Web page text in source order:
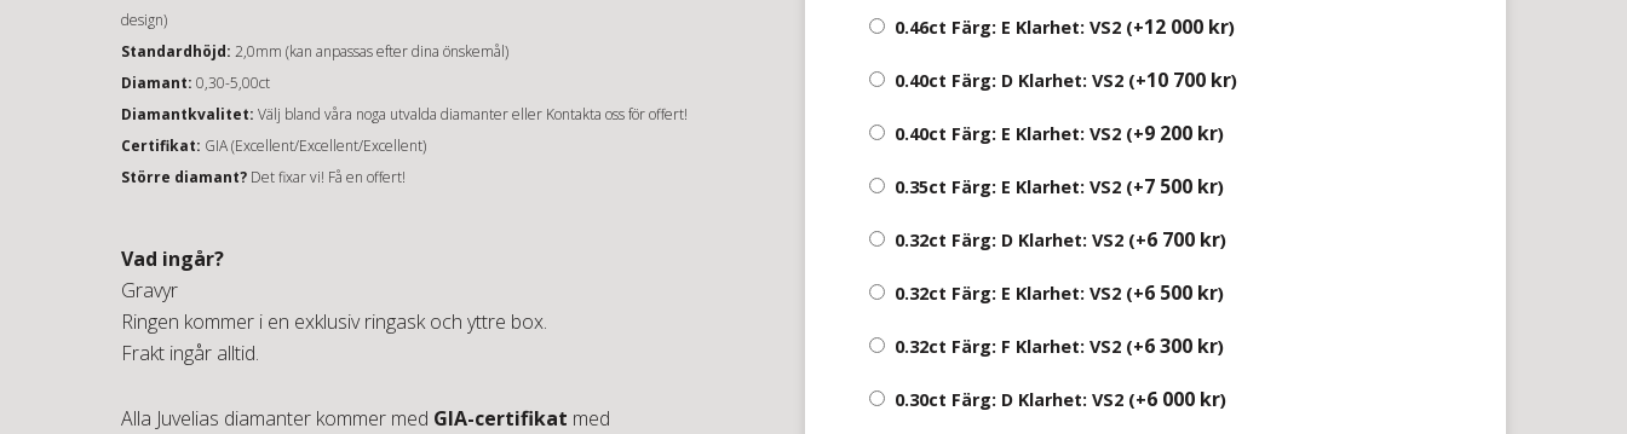
design)
Standardhöjd: 2,0mm (kan anpassas efter dina önskemål)
Diamant: 0,30-5,00ct
Diamantkvalitet: Välj bland våra noga utvalda diamanter eller Kontakta oss för offert!
Certifikat: GIA (Excellent/Excellent/Excellent)
Större diamant? Det fixar vi! Få en offert!
Vad ingår?
Gravyr
Ringen kommer i en exklusiv ringask och yttre box.
Frakt ingår alltid.
Alla Juvelias diamanter kommer med GIA-certifikat med
0.46ct Färg: E Klarhet: VS2 (+12 000 kr)
0.40ct Färg: D Klarhet: VS2 (+10 700 kr)
0.40ct Färg: E Klarhet: VS2 (+9 200 kr)
0.35ct Färg: E Klarhet: VS2 (+7 500 kr)
0.32ct Färg: D Klarhet: VS2 (+6 700 kr)
0.32ct Färg: E Klarhet: VS2 (+6 500 kr)
0.32ct Färg: F Klarhet: VS2 (+6 300 kr)
0.30ct Färg: D Klarhet: VS2 (+6 000 kr)